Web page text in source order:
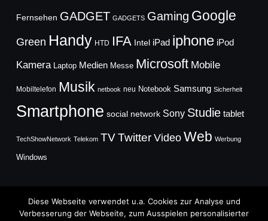
Fernsehen GADGET GADGETS Gaming Google
Green Handy HTD IFA Intel iPad iphone iPod
Kamera Laptop Medien Messe Microsoft Mobile
Mobiltelefon Musik netbook neu Notebook Samsung Sicherheit
Smartphone social network Sony Studie tablet
TechShowNetwork Telekom TVTwitter Video Web Werbung
Windows
Diese Webseite verwendet u.a. Cookies zur Analyse und
Verbesserung der Webseite, zum Ausspielen personalisierter